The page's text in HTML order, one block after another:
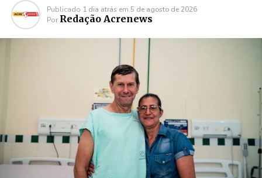
Publicado 1 dia atrás em 5 de agosto de 2026
Por Redação Acrenews